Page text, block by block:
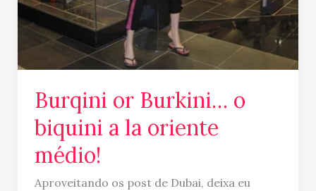
Burqini or Burkini… o
biquini a la oriente
médio!
Aproveitando os post de Dubai, deixa eu